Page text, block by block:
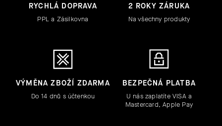
RYCHLÁ DOPRAVA
PPL a Zásilkovna
2 ROKY ZÁRUKA
Na všechny produkty
VÝMĚNA ZBOŽÍ ZDARMA
Do 14 dnů s účtenkou
BEZPEČNÁ PLATBA
U nás zaplatíte VISA a
Mastercard, Apple Pay